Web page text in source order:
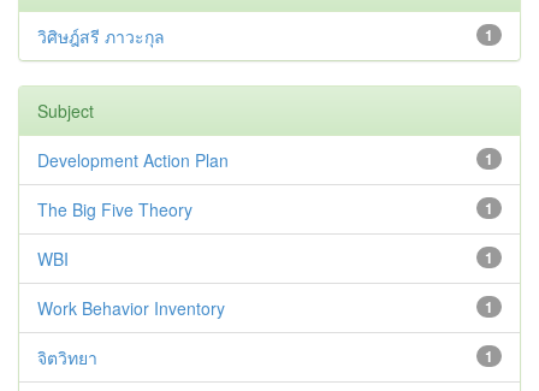
1
วิศิษฎ์สรี ภาวะกุล
Subject
1
Development Action Plan
1
The Big Five Theory
1
WBI
1
Work Behavior Inventory
1
จิตวิทยา